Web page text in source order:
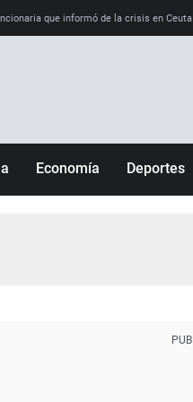
que informó de la crisis en Ceuta
Economía Deportes